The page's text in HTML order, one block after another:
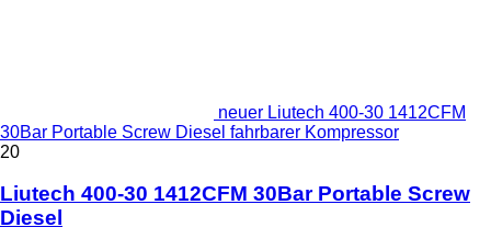
neuer Liutech 400-30 1412CFM
30Bar Portable Screw Diesel fahrbarer Kompressor
20
Liutech 400-30 1412CFM 30Bar Portable Screw
Diesel